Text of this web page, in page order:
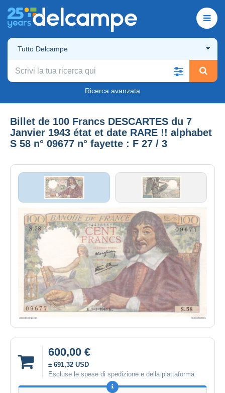
Tutto Delcampe
Ricerca avanzata
Billet de 100 Francs DESCARTES du 7
Janvier 1943 état et date RARE !! alphabet
S 58 n° 09677 n° fayette : F 27 / 3
600,00 €
± 691,32 USD
Escluse le spese di spedizione e della piattaforma